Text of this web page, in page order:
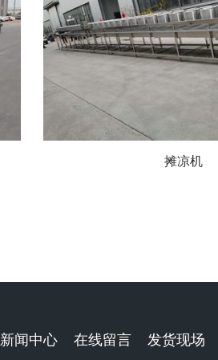
摊凉机
新闻中心 在线留言 发货现场